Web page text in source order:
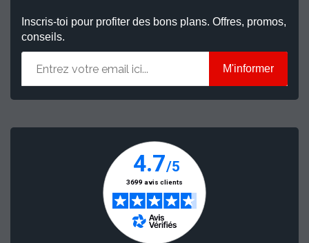
Inscris-toi pour profiter des bons plans. Offres, promos,
conseils.
M'informer